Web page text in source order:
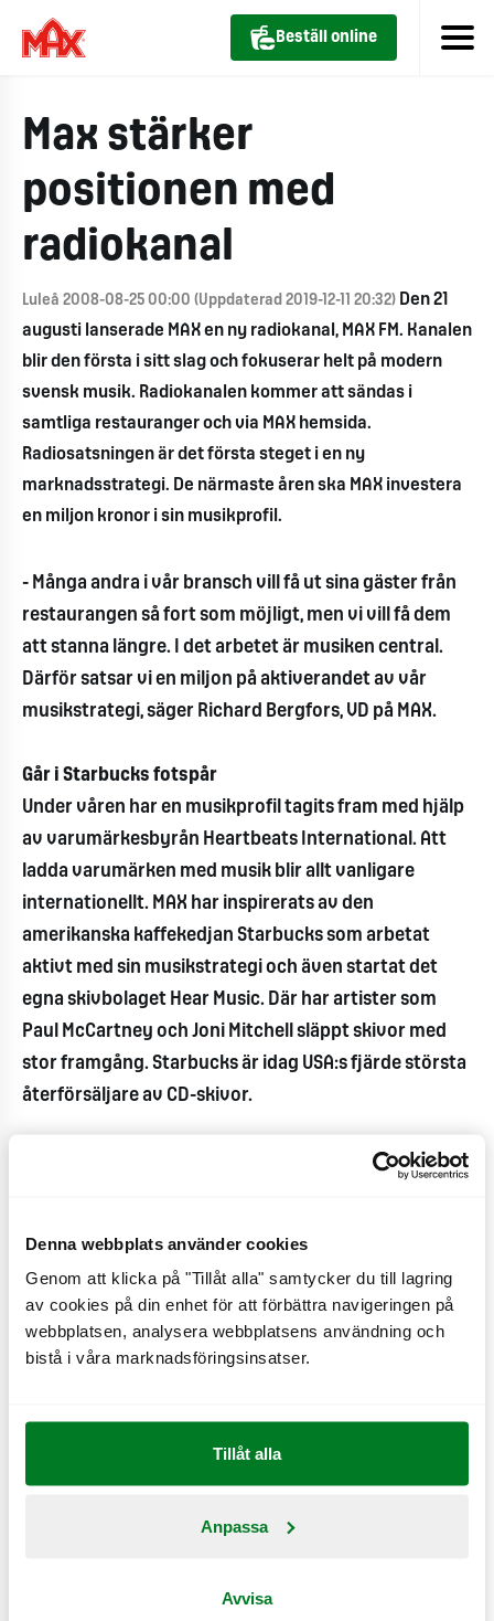
Denna webbplats använder cookies
Genom att klicka på "Tillåt alla" samtycker du till lagring
av cookies på din enhet för att förbättra navigeringen på
webbplatsen, analysera webbplatsens användning och
bistå i våra marknadsföringsinsatser.
Tillåt alla
Anpassa
Avvisa
Beställ online
Max stärker
positionen med
radiokanal
Luleå 2008-08-25 00:00 (Uppdaterad 2019-12-11 20:32) Den 21
augusti lanserade MAX en ny radiokanal, MAX FM. Kanalen
blir den första i sitt slag och fokuserar helt på modern
svensk musik. Radiokanalen kommer att sändas i
samtliga restauranger och via MAX hemsida.
Radiosatsningen är det första steget i en ny
marknadsstrategi. De närmaste åren ska MAX investera
en miljon kronor i sin musikprofil.
- Många andra i vår bransch vill få ut sina gäster från
restaurangen så fort som möjligt, men vi vill få dem
att stanna längre. I det arbetet är musiken central.
Därför satsar vi en miljon på aktiverandet av vår
musikstrategi, säger Richard Bergfors, VD på MAX.
Går i Starbucks fotspår
Under våren har en musikprofil tagits fram med hjälp
av varumärkesbyrån Heartbeats International. Att
ladda varumärken med musik blir allt vanligare
internationellt. MAX har inspirerats av den
amerikanska kaffekedjan Starbucks som arbetat
aktivt med sin musikstrategi och även startat det
egna skivbolaget Hear Music. Där har artister som
Paul McCartney och Joni Mitchell släppt skivor med
stor framgång. Starbucks är idag USA:s fjärde största
återförsäljare av CD-skivor.
- Max ska vara en snabbfotad aktör som driver på
internationellt. Och som ett svenskt familjeföretag
känns det dessutom extra viktigt att stödja den
stor målgrupp men också genom de royalties som
betalas ut till artisterna som spelas i radion. Med start
artister med ett unikt sound. Arbetet med